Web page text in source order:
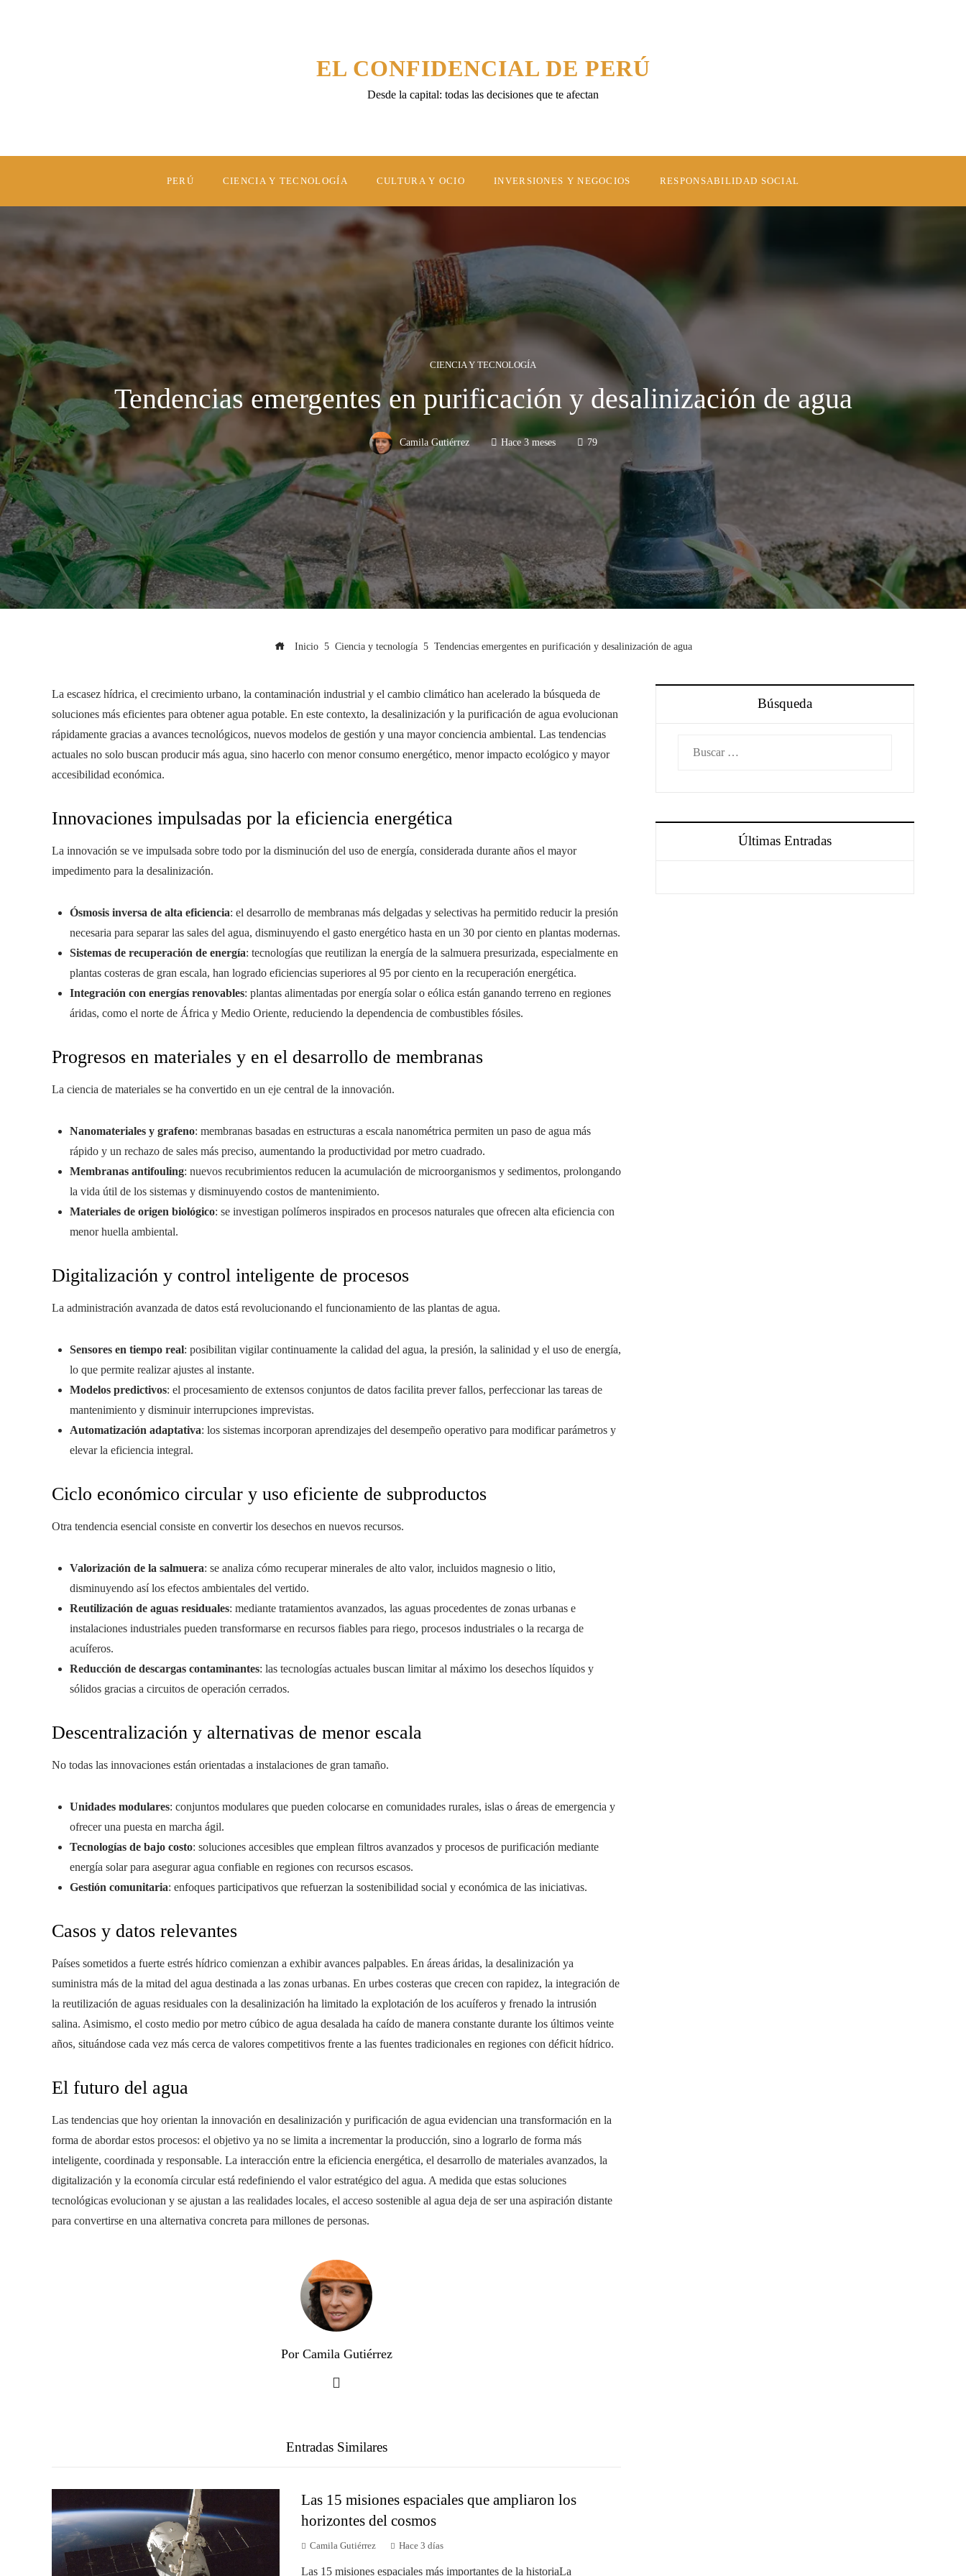
EL CONFIDENCIAL DE PERÚ
Desde la capital: todas las decisiones que te afectan
PERÚ CIENCIA Y TECNOLOGÍA CULTURA Y OCIO INVERSIONES Y NEGOCIOS RESPONSABILIDAD SOCIAL
CIENCIA Y TECNOLOGÍA
Tendencias emergentes en purificación y desalinización de agua
Camila Gutiérrez Hace 3 meses 79
Inicio Ciencia y tecnología Tendencias emergentes en purificación y desalinización de agua
La escasez hídrica, el crecimiento urbano, la contaminación industrial y el cambio climático han acelerado la búsqueda de
soluciones más eficientes para obtener agua potable. En este contexto, la desalinización y la purificación de agua evolucionan
rápidamente gracias a avances tecnológicos, nuevos modelos de gestión y una mayor conciencia ambiental. Las tendencias
actuales no solo buscan producir más agua, sino hacerlo con menor consumo energético, menor impacto ecológico y mayor
accesibilidad económica.
Innovaciones impulsadas por la eficiencia energética
La innovación se ve impulsada sobre todo por la disminución del uso de energía, considerada durante años el mayor
impedimento para la desalinización.
Ósmosis inversa de alta eficiencia: el desarrollo de membranas más delgadas y selectivas ha permitido reducir la presión
necesaria para separar las sales del agua, disminuyendo el gasto energético hasta en un 30 por ciento en plantas modernas.
Sistemas de recuperación de energía: tecnologías que reutilizan la energía de la salmuera presurizada, especialmente en
plantas costeras de gran escala, han logrado eficiencias superiores al 95 por ciento en la recuperación energética.
Integración con energías renovables: plantas alimentadas por energía solar o eólica están ganando terreno en regiones
áridas, como el norte de África y Medio Oriente, reduciendo la dependencia de combustibles fósiles.
Progresos en materiales y en el desarrollo de membranas
La ciencia de materiales se ha convertido en un eje central de la innovación.
Nanomateriales y grafeno: membranas basadas en estructuras a escala nanométrica permiten un paso de agua más
rápido y un rechazo de sales más preciso, aumentando la productividad por metro cuadrado.
Membranas antifouling: nuevos recubrimientos reducen la acumulación de microorganismos y sedimentos, prolongando
la vida útil de los sistemas y disminuyendo costos de mantenimiento.
Materiales de origen biológico: se investigan polímeros inspirados en procesos naturales que ofrecen alta eficiencia con
menor huella ambiental.
Digitalización y control inteligente de procesos
La administración avanzada de datos está revolucionando el funcionamiento de las plantas de agua.
Sensores en tiempo real: posibilitan vigilar continuamente la calidad del agua, la presión, la salinidad y el uso de energía,
lo que permite realizar ajustes al instante.
Modelos predictivos: el procesamiento de extensos conjuntos de datos facilita prever fallos, perfeccionar las tareas de
mantenimiento y disminuir interrupciones imprevistas.
Automatización adaptativa: los sistemas incorporan aprendizajes del desempeño operativo para modificar parámetros y
elevar la eficiencia integral.
Ciclo económico circular y uso eficiente de subproductos
Otra tendencia esencial consiste en convertir los desechos en nuevos recursos.
Valorización de la salmuera: se analiza cómo recuperar minerales de alto valor, incluidos magnesio o litio,
disminuyendo así los efectos ambientales del vertido.
Reutilización de aguas residuales: mediante tratamientos avanzados, las aguas procedentes de zonas urbanas e
instalaciones industriales pueden transformarse en recursos fiables para riego, procesos industriales o la recarga de
acuíferos.
Reducción de descargas contaminantes: las tecnologías actuales buscan limitar al máximo los desechos líquidos y
sólidos gracias a circuitos de operación cerrados.
Descentralización y alternativas de menor escala
No todas las innovaciones están orientadas a instalaciones de gran tamaño.
Unidades modulares: conjuntos modulares que pueden colocarse en comunidades rurales, islas o áreas de emergencia y
ofrecer una puesta en marcha ágil.
Tecnologías de bajo costo: soluciones accesibles que emplean filtros avanzados y procesos de purificación mediante
energía solar para asegurar agua confiable en regiones con recursos escasos.
Gestión comunitaria: enfoques participativos que refuerzan la sostenibilidad social y económica de las iniciativas.
Casos y datos relevantes
Países sometidos a fuerte estrés hídrico comienzan a exhibir avances palpables. En áreas áridas, la desalinización ya
suministra más de la mitad del agua destinada a las zonas urbanas. En urbes costeras que crecen con rapidez, la integración de
la reutilización de aguas residuales con la desalinización ha limitado la explotación de los acuíferos y frenado la intrusión
salina. Asimismo, el costo medio por metro cúbico de agua desalada ha caído de manera constante durante los últimos veinte
años, situándose cada vez más cerca de valores competitivos frente a las fuentes tradicionales en regiones con déficit hídrico.
El futuro del agua
Las tendencias que hoy orientan la innovación en desalinización y purificación de agua evidencian una transformación en la
forma de abordar estos procesos: el objetivo ya no se limita a incrementar la producción, sino a lograrlo de forma más
inteligente, coordinada y responsable. La interacción entre la eficiencia energética, el desarrollo de materiales avanzados, la
digitalización y la economía circular está redefiniendo el valor estratégico del agua. A medida que estas soluciones
tecnológicas evolucionan y se ajustan a las realidades locales, el acceso sostenible al agua deja de ser una aspiración distante
para convertirse en una alternativa concreta para millones de personas.
Por Camila Gutiérrez
Entradas Similares
Las 15 misiones espaciales que ampliaron los
horizontes del cosmos
Camila Gutiérrez Hace 3 días
Las 15 misiones espaciales más importantes de la historiaLa
Búsqueda
Últimas Entradas